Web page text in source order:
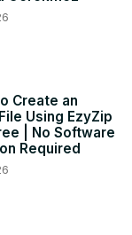
pour
le dossier de
ezyzip/
ezyzip
Create an
Using EzyZip
| No Software
Required